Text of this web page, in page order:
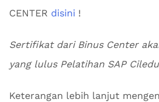
CENTER disini !
Sertifikat dari Binus Center
yang lulus Pelatihan SAP
Keterangan lebih lanjut